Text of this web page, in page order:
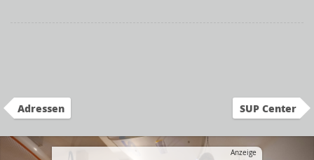
Adressen SUP Center
Anzeige